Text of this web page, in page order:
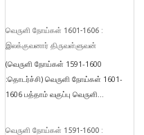
வெருளி நோய்கள் 1601-1606 :
இலக்குவனார் திருவள்ளுவன்
(வெருளி நோய்கள் 1591-1600
:தொடர்ச்சி) வெருளி நோய்கள் 1601-
1606 பத்தாம் வகுப்பு வெருளி...
வெருளி நோய்கள் 1591-1600 :